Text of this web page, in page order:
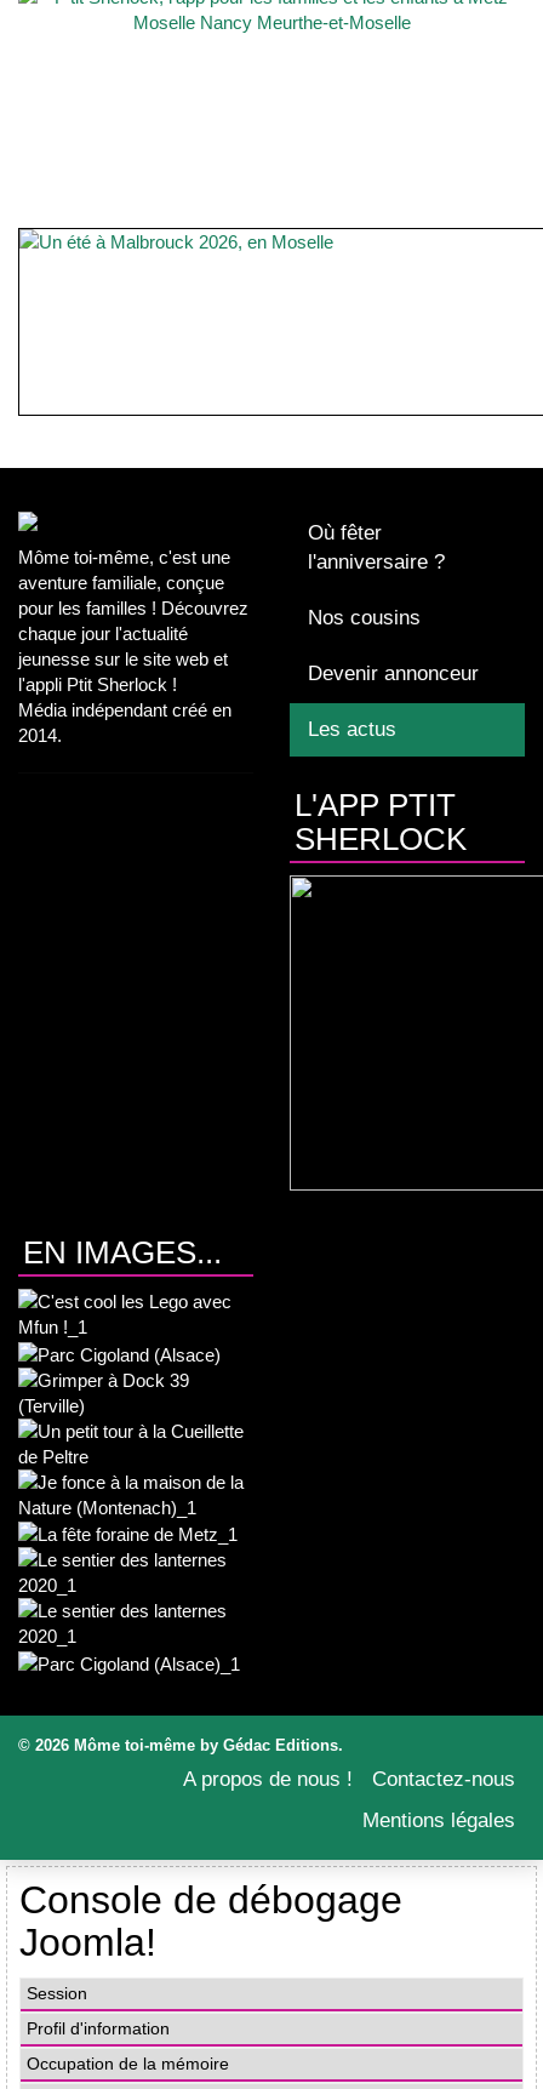
Môme toi-même, c'est une
aventure familiale, conçue
pour les familles ! Découvrez
chaque jour l'actualité
jeunesse sur le site web et
l'appli Ptit Sherlock !
Média indépendant créé en
2014.
Où fêter
l'anniversaire ?
Nos cousins
Devenir annonceur
Les actus
L'APP PTIT
SHERLOCK
EN IMAGES...
© 2026 Môme toi-même by Gédac Editions.
A propos de nous !
Contactez-nous
Mentions légales
Console de débogage
Joomla!
Session
Profil d'information
Occupation de la mémoire